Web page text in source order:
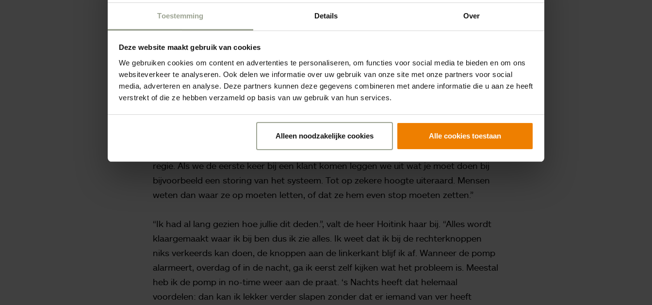
Toestemming Details Over
Deze website maakt gebruik van cookies
We gebruiken cookies om content en advertenties te personaliseren, om functies voor social media te bieden en om ons
websiteverkeer te analyseren. Ook delen we informatie over uw gebruik van onze site met onze partners voor social
media, adverteren en analyse. Deze partners kunnen deze gegevens combineren met andere informatie die u aan ze heeft
verstrekt of die ze hebben verzameld op basis van uw gebruik van hun services.
Alleen noodzakelijke cookies Alle cookies toestaan
door.”
We geven de regie
Miranda: "Twee keer per dag kom ik langs om de zakjes antibiotica te vervangen,
op en voegen de juiste hoeveelheid toe aan een zoutoplossing. We maken van alles
foto’s zodat het op afstand door een tweede persoon kan worden gecheckt. Alle
controles zijn terug te halen via de foto’s. Maar we geven onze klanten ook zelf de
regie. Als we de eerste keer bij een klant komen leggen we uit wat je moet doen bij
bijvoorbeeld een storing van het systeem. Tot op zekere hoogte uiteraard. Mensen
weten dan waar ze op moeten letten, of dat ze hem even stop moeten zetten.”
“Ik had al lang gezien hoe jullie dit deden.”, valt de heer Hoitink haar bij. “Alles wordt
klaargemaakt waar ik bij ben dus ik zie alles. Ik weet dat ik bij de rechterknoppen
niks verkeerds kan doen, de knoppen aan de linkerkant blijf ik af. Wanneer de pomp
alarmeert, overdag of in de nacht, ga ik eerst zelf kijken wat het probleem is. Meestal
heb ik de pomp in no-time weer aan de praat. ‘s Nachts heeft dat helemaal
voordelen: dan kan ik lekker verder slapen zonder dat er iemand van ver heeft